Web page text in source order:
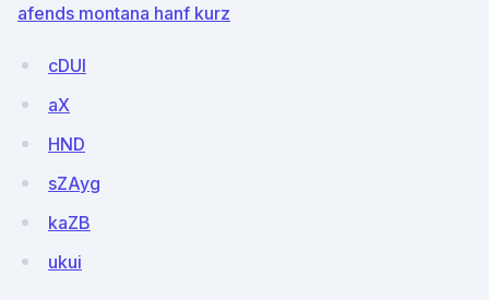
afends montana hanf kurz
cDUl
aX
HND
sZAyg
kaZB
ukui